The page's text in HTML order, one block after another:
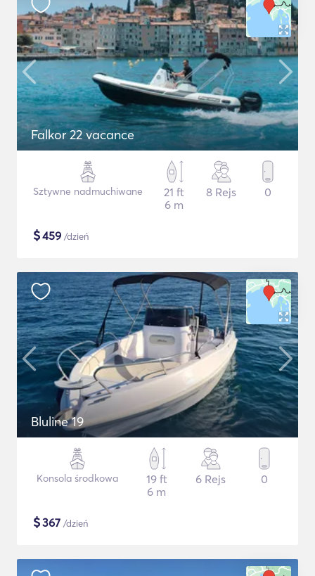
Falkor 22 vacance
Sztywne nadmuchiwane
21 ft
6 m
8 Rejs 0
$459 /dzień
Bluline 19
Konsola środkowa
19 ft
6 m
6 Rejs 0
$367 /dzień